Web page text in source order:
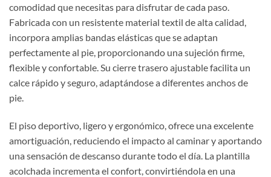
comodidad que necesitas para disfrutar de cada paso.
Fabricada con un resistente material textil de alta calidad,
incorpora amplias bandas elásticas que se adaptan
perfectamente al pie, proporcionando una sujeción firme,
flexible y confortable. Su cierre trasero ajustable facilita un
calce rápido y seguro, adaptándose a diferentes anchos de
pie.
El piso deportivo, ligero y ergonómico, ofrece una excelente
amortiguación, reduciendo el impacto al caminar y aportando
una sensación de descanso durante todo el día. La plantilla
acolchada incrementa el confort, convirtiéndola en una